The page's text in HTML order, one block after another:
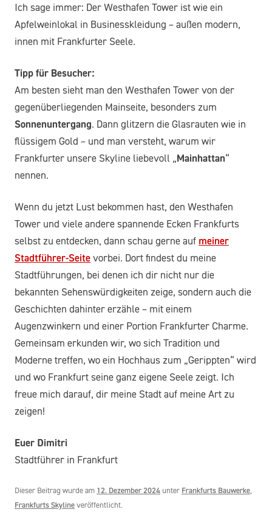
Ich sage immer: Der Westhafen Tower ist wie ein
Apfelweinlokal in Businesskleidung – außen modern,
innen mit Frankfurter Seele.
Tipp für Besucher:
Am besten sieht man den Westhafen Tower von der
gegenüberliegenden Mainseite, besonders zum
Sonnenuntergang. Dann glitzern die Glasrauten wie in
flüssigem Gold – und man versteht, warum wir
Frankfurter unsere Skyline liebevoll „Mainhattan“
nennen.
Wenn du jetzt Lust bekommen hast, den Westhafen
Tower und viele andere spannende Ecken Frankfurts
selbst zu entdecken, dann schau gerne auf meiner
Stadtführer-Seite vorbei. Dort findest du meine
Stadtführungen, bei denen ich dir nicht nur die
bekannten Sehenswürdigkeiten zeige, sondern auch die
Geschichten dahinter erzähle – mit einem
Augenzwinkern und einer Portion Frankfurter Charme.
Gemeinsam erkunden wir, wo sich Tradition und
Moderne treffen, wo ein Hochhaus zum „Gerippten“ wird
und wo Frankfurt seine ganz eigene Seele zeigt. Ich
freue mich darauf, dir meine Stadt auf meine Art zu
zeigen!
Euer Dimitri
Stadtführer in Frankfurt
Dieser Beitrag wurde am 12. Dezember 2024 unter Frankfurts Bauwerke
Frankfurts Skylineveröffentlicht.